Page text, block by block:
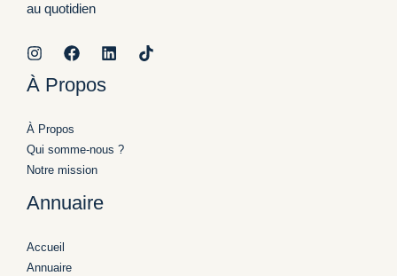
au quotidien
À Propos
À Propos
Qui somme-nous ?
Notre mission
Annuaire
Accueil
Annuaire